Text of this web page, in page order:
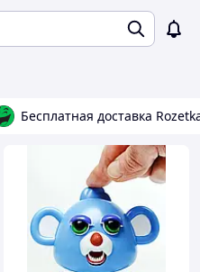
Бесплатная доставка